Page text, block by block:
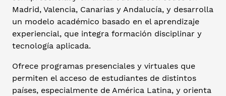
Madrid, Valencia, Canarias y Andalucía, y desarrolla
un modelo académico basado en el aprendizaje
experiencial, que integra formación disciplinar y
tecnología aplicada.
Ofrece programas presenciales y virtuales que
permiten el acceso de estudiantes de distintos
países, especialmente de América Latina, y orienta